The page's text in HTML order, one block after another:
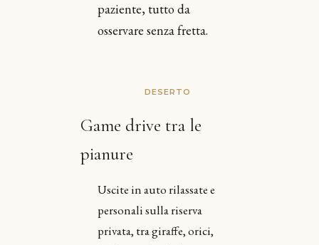
paziente, tutto da
osservare senza fretta.
DESERTO
Game drive tra le
pianure
Uscite in auto rilassate e
personali sulla riserva
privata, tra giraffe, orici,